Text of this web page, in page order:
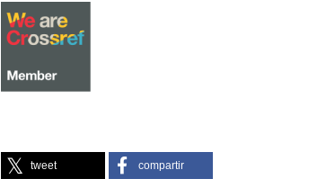
tweet compartir